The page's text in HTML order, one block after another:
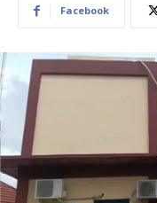
Facebook